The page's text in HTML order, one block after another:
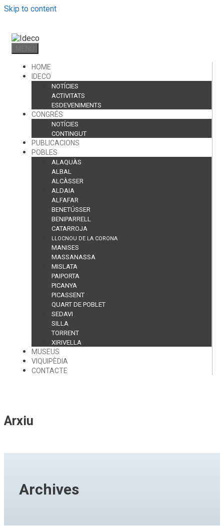
Skip to content
HOME
IDECO
NOTÍCIES
ACTIVITATS
ESDEVENIMENTS
CONGRÉS
NOTÍCIES
CONTINGUT
PUBLICACIONS
POBLES
ALAQUÀS
ALBAL
ALCÀSSER
ALDAIA
ALFAFAR
BENETÚSSER
BENIPARRELL
CATARROJA
LLOCNOU DE LA CORONA
MANISES
MASSANASSA
MISLATA
PAIPORTA
PICANYA
PICASSENT
QUART DE POBLET
SEDAVI
SILLA
TORRENT
XIRIVELLA
MUSEUS
VIQUIPÈDIA
CONTACTE
Arxiu
Archives